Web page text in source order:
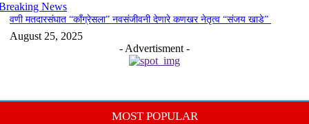
News
वणी मतदारसंघात “काँग्रेसला” नवसंजीवनी देणारे कणखर नेतृत्व “संजय खाडे”
August 25, 2025
- Advertisment -
MOST POPULAR